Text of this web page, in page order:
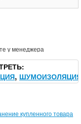
у менеджера
ШУМОИЗОЛЯЦИЯ
купленного товара